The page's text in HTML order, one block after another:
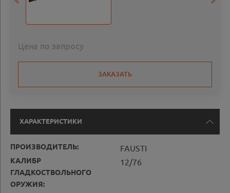
Цена по запросу
ЗАКАЗАТЬ
ХАРАКТЕРИСТИКИ
ПРОИЗВОДИТЕЛЬ: FAUSTI
КАЛИБР
ГЛАДКОСТВОЛЬНОГО
ОРУЖИЯ:
12/76